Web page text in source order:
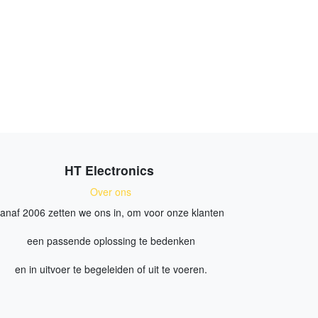
HT Electronics
Over ons
2006 zetten we ons in, om voor onze klanten
een passende oplossing te bedenken
en in uitvoer te begeleiden of uit te voeren.